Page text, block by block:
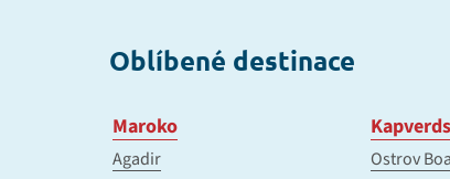
Oblíbené destinace
Maroko
Agadir
Ostrov